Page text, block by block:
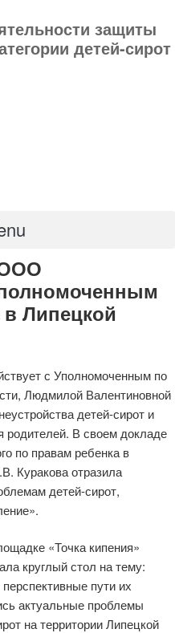
защиты
детей-сирот
Липецкой
с Уполномоченным по
Людмилой Валентиновной
детей-сирот и
родителей. В своем докладе
по правам ребенка в
Куракова отразила
детей-сирот,
«Точка кипения»
круглый стол на тему:
пути их
актуальные проблемы
на территории Липецкой